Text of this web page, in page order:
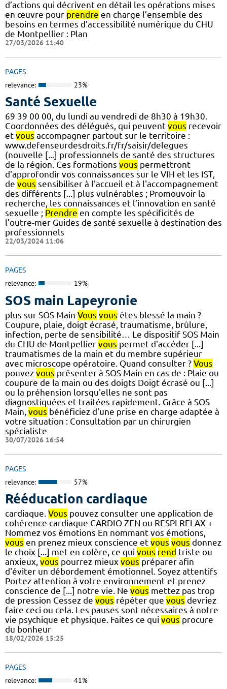
d’actions qui décrivent en détail les opérations mises
en œuvre pour prendre en charge l’ensemble des
besoins en termes d’accessibilité numérique du CHU
de Montpellier : Plan
27/03/2026 11:40
PAGES
relevance: 23%
Santé Sexuelle
69 39 00 00, du lundi au vendredi de 8h30 à 19h30.
Coordonnées des délégués, qui peuvent vous recevoir
et vous accompagner partout sur le territoire :
www.defenseurdesdroits.fr/fr/saisir/delegues
(nouvelle [...] professionnels de santé des structures
de la région. Ces formations vous permettront
d'approfondir vos connaissances sur le VIH et les IST,
de vous sensibiliser à l'accueil et à l'accompagnement
des différents [...] plus vulnérables ; Promouvoir la
recherche, les connaissances et l’innovation en santé
sexuelle ; Prendre en compte les spécificités de
l’outre-mer Guides de santé sexuelle à destination des
professionnels
22/03/2024 11:06
PAGES
relevance: 19%
SOS main Lapeyronie
plus sur SOS Main Vous vous êtes blessé la main ?
Coupure, plaie, doigt écrasé, traumatisme, brûlure,
infection, perte de sensibilité… Le dispositif SOS Main
du CHU de Montpellier vous permet d'accéder [...]
traumatismes de la main et du membre supérieur
avec microscope opératoire. Quand consulter ? Vous
pouvez vous présenter à SOS Main en cas de : Plaie ou
coupure de la main ou des doigts Doigt écrasé ou [...]
ou la préhension lorsqu'elles ne sont pas
diagnostiquées et traitées rapidement. Grâce à SOS
Main, vous bénéficiez d'une prise en charge adaptée à
votre situation : Consultation par un chirurgien
spécialiste
30/07/2026 16:54
PAGES
relevance: 57%
Rééducation cardiaque
cardiaque. Vous pouvez consulter une application de
cohérence cardiaque CARDIO ZEN ou RESPI RELAX +
Nommez vos émotions En nommant vos émotions,
vous en prenez mieux conscience et vous vous donnez
le choix [...] met en colère, ce qui vous rend triste ou
anxieux, vous pourrez mieux vous préparer afin
d'éviter un débordement émotionnel. Soyez attentifs
Portez attention à votre environnement et prenez
conscience de [...] notre vie. Ne vous mettez pas trop
de pression Cessez de vous répéter que vous devriez
faire ceci ou cela. Les pauses sont nécessaires à notre
vie psychique et physique. Faites ce qui vous procure
du bonheur
18/02/2026 15:25
PAGES
relevance: 41%